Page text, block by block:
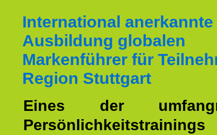
International
Ausbildung globalen
Markenführer für
Region Stuttgart
Eines der